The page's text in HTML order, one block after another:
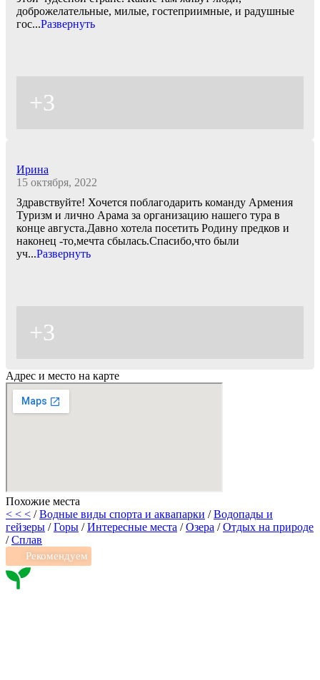
доброжелательные, милые, гостеприимные, и радушные
гос...Развернуть
+3
Ирина
15 октября, 2022
Здравствуйте! Хочется поблагодарить команду Армения
Туризм и лично Арама за организацию нашего тура в
конце августа.Давно хотела посетить Родину предков и
наконец -то,мечта сбылась.Спасибо,что были
уч...Развернуть
+3
Адрес и место на карте
Похожие места
< < < /Водные виды спорта и аквапарки /Водопады и
гейзеры /Горы /Интересные места /Озера /Отдых на природе
/Сплав
Рекомендуем